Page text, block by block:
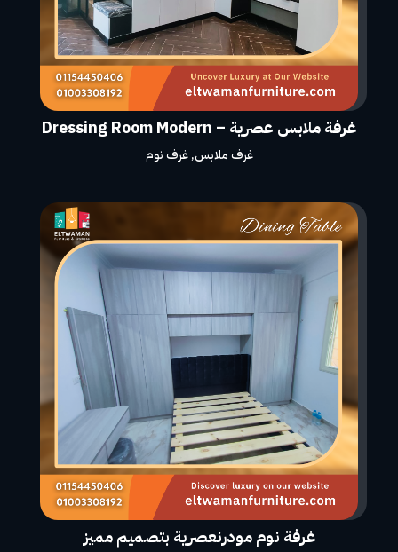
غرفة ملابس عصرية – Dressing Room Modern
غرف ملابس,غرف نوم
غرفة نوم مودرنعصرية بتصميم مميز